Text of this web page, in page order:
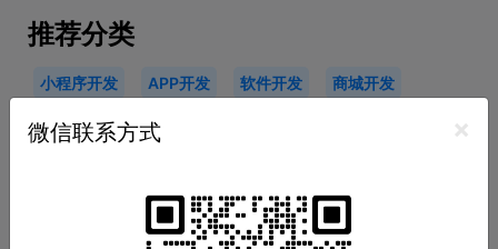
推荐分类
小程序开发 APP开发 软件开发 商城开发
网站开发 游戏开发
微信联系方式 ×